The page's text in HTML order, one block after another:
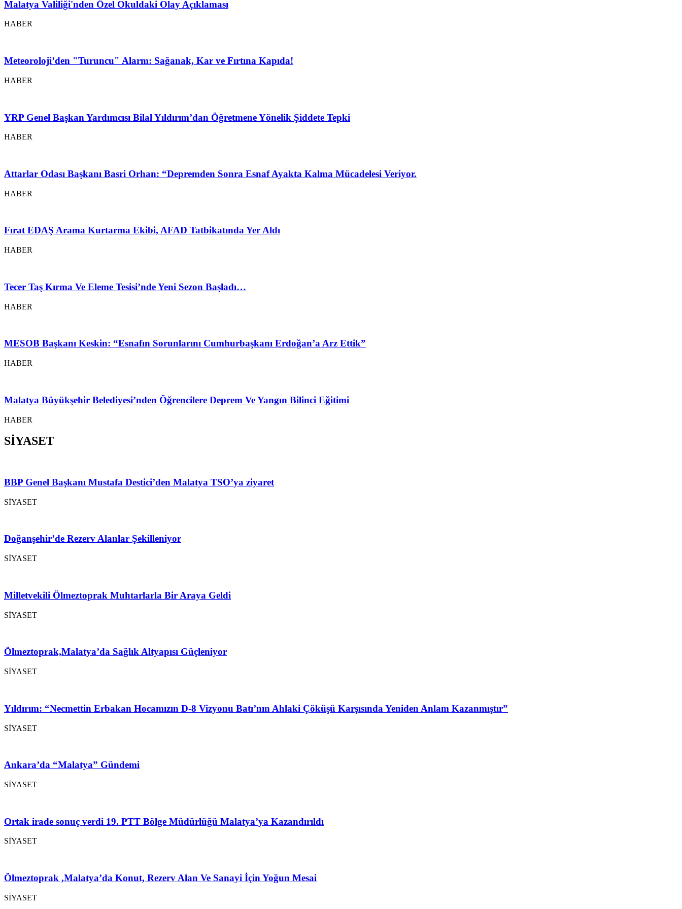
Malatya Valiliği'nden Özel Okuldaki Olay Açıklaması
HABER
Meteoroloji’den "Turuncu" Alarm: Sağanak, Kar ve Fırtına Kapıda!
HABER
YRP Genel Başkan Yardımcısı Bilal Yıldırım’dan Öğretmene Yönelik Şiddete Tepki
HABER
Attarlar Odası Başkanı Basri Orhan: “Depremden Sonra Esnaf Ayakta Kalma Mücadelesi Veriyor.
HABER
Fırat EDAŞ Arama Kurtarma Ekibi, AFAD Tatbikatında Yer Aldı
HABER
Tecer Taş Kırma Ve Eleme Tesisi’nde Yeni Sezon Başladı…
HABER
MESOB Başkanı Keskin: “Esnafın Sorunlarını Cumhurbaşkanı Erdoğan’a Arz Ettik”
HABER
Malatya Büyükşehir Belediyesi’nden Öğrencilere Deprem Ve Yangın Bilinci Eğitimi
HABER
SİYASET
BBP Genel Başkanı Mustafa Destici’den Malatya TSO’ya ziyaret
SİYASET
Doğanşehir’de Rezerv Alanlar Şekilleniyor
SİYASET
Milletvekili Ölmeztoprak Muhtarlarla Bir Araya Geldi
SİYASET
Ölmeztoprak,Malatya’da Sağlık Altyapısı Güçleniyor
SİYASET
Yıldırım: “Necmettin Erbakan Hocamızın D-8 Vizyonu Batı’nın Ahlaki Çöküşü Karşısında Yeniden Anlam Kazanmıştır”
SİYASET
Ankara’da “Malatya” Gündemi
SİYASET
Ortak irade sonuç verdi 19. PTT Bölge Müdürlüğü Malatya’ya Kazandırıldı
SİYASET
Ölmeztoprak ,Malatya’da Konut, Rezerv Alan Ve Sanayi İçin Yoğun Mesai
SİYASET